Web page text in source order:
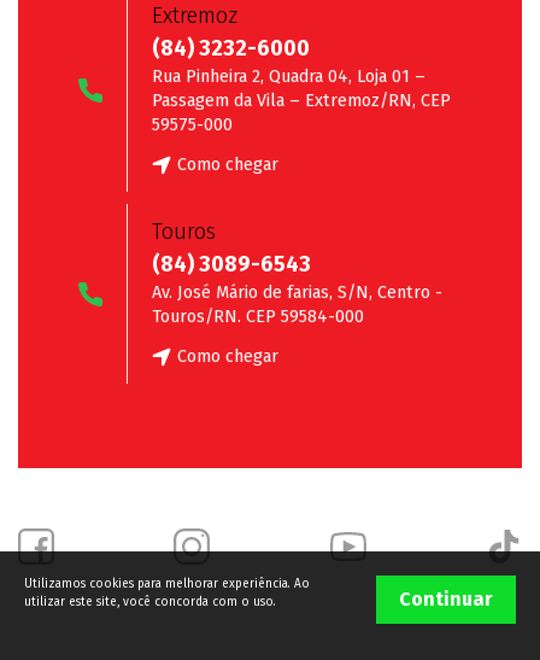
Extremoz
(84) 3232-6000
Rua Pinheira 2, Quadra 04, Loja 01 –
Passagem da Vila – Extremoz/RN, CEP
59575-000
Como chegar
Touros
(84) 3089-6543
Av. José Mário de farias, S/N, Centro -
Touros/RN. CEP 59584-000
Como chegar
Utilizamos cookies para melhorar experiência. Ao
utilizar este site, você concorda com o uso.
Continuar